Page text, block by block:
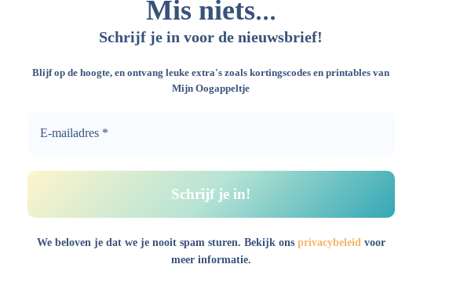
Mis niets...
Schrijf je in voor de nieuwsbrief!
Blijf op de hoogte, en ontvang leuke extra's zoals kortingscodes en printables van
Mijn Oogappeltje
We beloven je dat we je nooit spam sturen. Bekijk ons privacybeleid voor
meer informatie.